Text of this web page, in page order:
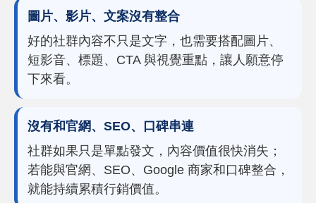
圖片、影片、文案沒有整合
好的社群內容不只是文字，也需要搭配圖片、
短影音、標題、CTA 與視覺重點，讓人願意停
下來看。
沒有和官網、SEO、口碑串連
社群如果只是單點發文，內容價值很快消失；
若能與官網、SEO、Google 商家和口碑整合，
就能持續累積行銷價值。